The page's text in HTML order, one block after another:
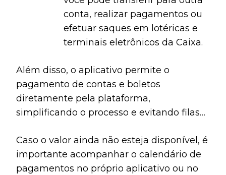
conta, realizar pagamentos ou
efetuar saques em lotéricas e
terminais eletrônicos da Caixa.
Além disso, o aplicativo permite o
pagamento de contas e boletos
diretamente pela plataforma,
simplificando o processo e evitando filas
Caso o valor ainda não esteja disponível, é
importante acompanhar o calendário de
pagamentos no próprio aplicativo ou no